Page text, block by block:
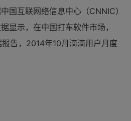
国互联网络信息中心（CNNIC）
显示，在中国打车软件市场，
告，2014年10月滴滴用户月度